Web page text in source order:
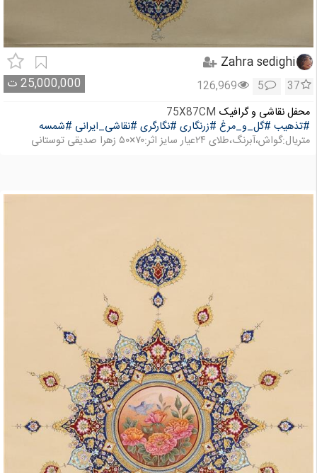
Zahra sedighi
25,000,000ت 37
5
126,969
محفل نقاشی و گرافیک 75X87CM
#تذهیب #گل_و_مرغ #زرنگاری #نگارگری #نقاشی_ایرانی #شمسه
متریال:گواش،آبرنگ،طلای ۲۴عیار سایز اثر:۷۰×۵۰ زهرا صدیقی توستانی